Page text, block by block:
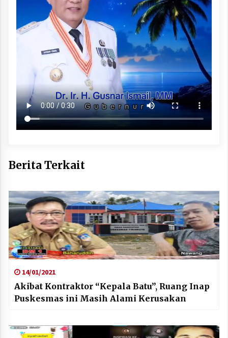
Berita Terkait
14/01/2021
Akibat Kontraktor “Kepala Batu”, Ruang Inap
Puskesmas ini Masih Alami Kerusakan